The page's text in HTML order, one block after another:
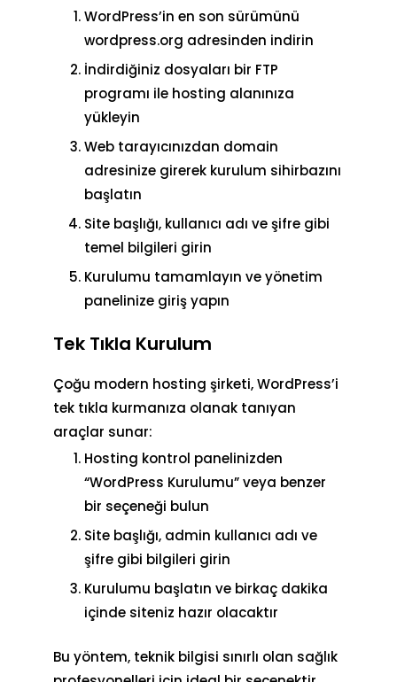
WordPress’in en son sürümünü
wordpress.org adresinden indirin
İndirdiğiniz dosyaları bir FTP
programı ile hosting alanınıza
yükleyin
Web tarayıcınızdan domain
adresinize girerek kurulum sihirbazını
başlatın
Site başlığı, kullanıcı adı ve şifre gibi
temel bilgileri girin
Kurulumu tamamlayın ve yönetim
panelinize giriş yapın
Tek Tıkla Kurulum
Çoğu modern hosting şirketi, WordPress’i
tek tıkla kurmanıza olanak tanıyan
araçlar sunar:
Hosting kontrol panelinizden
“WordPress Kurulumu” veya benzer
bir seçeneği bulun
Site başlığı, admin kullanıcı adı ve
şifre gibi bilgileri girin
Kurulumu başlatın ve birkaç dakika
içinde siteniz hazır olacaktır
Bu yöntem, teknik bilgisi sınırlı olan sağlık